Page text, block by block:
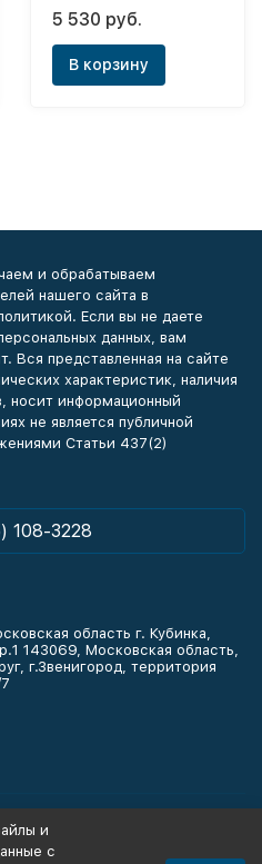
5 530 руб.
В корзину
и обрабатываем
нашего сайта в
Если вы не даете
данных, вам
Вся представленная на сайте
характеристик, наличия
носит информационный
не является публичной
Статьи 437(2)
108-3228
область г. Кубинка,
143069, Московская область,
г.Звенигород, территория
и
с